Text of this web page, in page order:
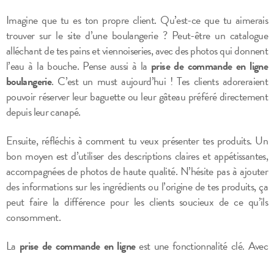
Imagine que tu es ton propre client. Qu’est-ce que tu aimerais
trouver sur le site d’une boulangerie ? Peut-être un catalogue
alléchant de tes pains et viennoiseries, avec des photos qui donnent
l’eau à la bouche. Pense aussi à la prise de commande en ligne
boulangerie. C’est un must aujourd’hui ! Tes clients adoreraient
pouvoir réserver leur baguette ou leur gâteau préféré directement
depuis leur canapé.
Ensuite, réfléchis à comment tu veux présenter tes produits. Un
bon moyen est d’utiliser des descriptions claires et appétissantes,
accompagnées de photos de haute qualité. N’hésite pas à ajouter
des informations sur les ingrédients ou l’origine de tes produits, ça
peut faire la différence pour les clients soucieux de ce qu’ils
consomment.
La prise de commande en ligneest une fonctionnalité clé. Avec